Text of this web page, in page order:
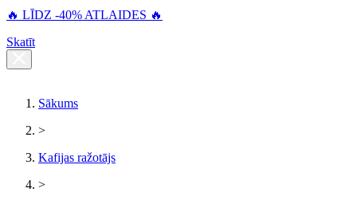
🔥 LĪDZ -40% ATLAIDES 🔥
Skatīt
Sākums
>
Kafijas ražotājs
>